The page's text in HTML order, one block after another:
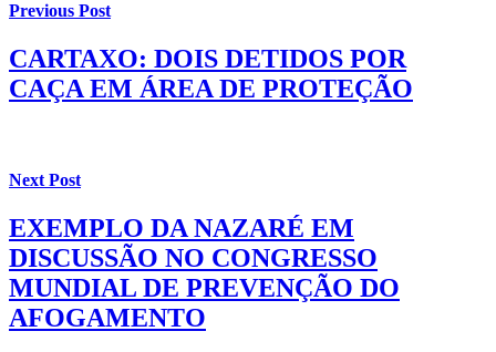
Previous Post
CARTAXO: DOIS DETIDOS POR
CAÇA EM ÁREA DE PROTEÇÃO
Next Post
EXEMPLO DA NAZARÉ EM
DISCUSSÃO NO CONGRESSO
MUNDIAL DE PREVENÇÃO DO
AFOGAMENTO